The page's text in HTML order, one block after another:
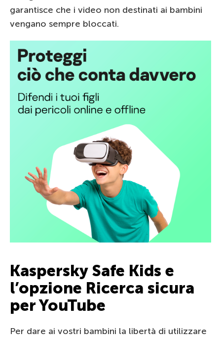
garantisce che i video non destinati ai bambini
vengano sempre bloccati.
Kaspersky Safe Kids e
l’opzione Ricerca sicura
per YouTube
Per dare ai vostri bambini la libertà di utilizzare